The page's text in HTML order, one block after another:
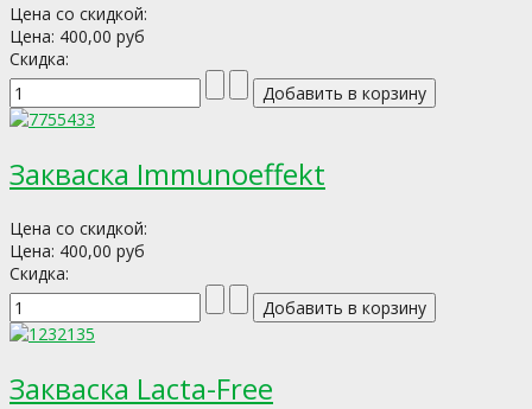
Цена со скидкой:
Цена: 400,00 руб
Скидка:
Закваска Immunoeffekt
Цена со скидкой:
Цена: 400,00 руб
Скидка:
Закваска Lacta-Free